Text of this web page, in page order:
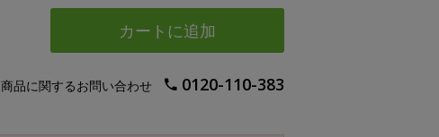
カートに追加
商品に関するお問い合わせ 0120-110-383